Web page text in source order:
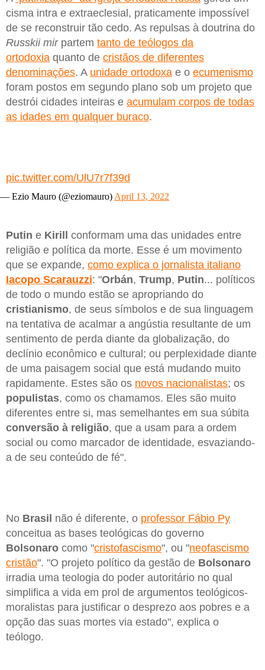
cisma intra e extraeclesial, praticamente impossível
de se reconstruir tão cedo. As repulsas à doutrina do
Russkii mir partem tanto de teólogos da
ortodoxia quanto de cristãos de diferentes
denominações. A unidade ortodoxa e o ecumenismo
foram postos em segundo plano sob um projeto que
destrói cidades inteiras e acumulam corpos de todas
as idades em qualquer buraco.
pic.twitter.com/UlU7r7f39d
— Ezio Mauro (@eziomauro) April 13, 2022
Putin e Kirill conformam uma das unidades entre
religião e política da morte. Esse é um movimento
que se expande, como explica o jornalista italiano
Iacopo Scarauzzi: "Orbán, Trump, Putin... políticos
de todo o mundo estão se apropriando do
cristianismo, de seus símbolos e de sua linguagem
na tentativa de acalmar a angústia resultante de um
sentimento de perda diante da globalização, do
declínio econômico e cultural; ou perplexidade diante
de uma paisagem social que está mudando muito
rapidamente. Estes são os novos nacionalistas; os
populistas, como os chamamos. Eles são muito
diferentes entre si, mas semelhantes em sua súbita
conversão à religião, que a usam para a ordem
social ou como marcador de identidade, esvaziando-
a de seu conteúdo de fé".
No Brasil não é diferente, o professor Fábio Py
conceitua as bases teológicas do governo
Bolsonaro como "cristofascismo", ou "neofascismo
cristão". "O projeto político da gestão de Bolsonaro
irradia uma teologia do poder autoritário no qual
simplifica a vida em prol de argumentos teológicos-
moralistas para justificar o desprezo aos pobres e a
opção das suas mortes via estado", explica o
teólogo.